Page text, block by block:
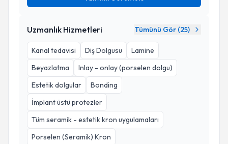
Uzmanlık Hizmetleri Tümünü Gör (25)
Kanal tedavisi Diş Dolgusu
Lamine
Beyazlatma
Inlay - onlay (porselen dolgu)
Estetik dolgular
Bonding
İmplant üstü protezler
Tüm seramik - estetik kron uygulamaları
Porselen (Seramik) Kron